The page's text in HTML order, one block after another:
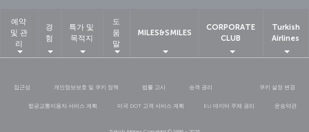
예약
및 관
리
경
험
특가 및
목적지
도
움
말
MILES&SMILES
CORPORATE
CLUB
Turkish
Airlines
접근성 개인정보보호 및 쿠키 정책 법률 고시 승객 권리 쿠키 설정 변경
항공교통이용자 서비스 계획 미국 DOT 고객 서비스 계획 EU 데이터 주체 권리 운송약관